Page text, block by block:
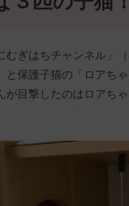
むぎはちチャンネル」
と保護子猫の「ロアち
が目撃したのはロアち